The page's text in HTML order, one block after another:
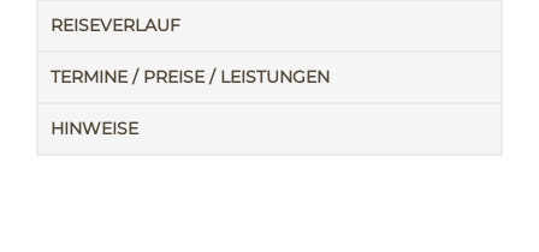
REISEVERLAUF
TERMINE / PREISE / LEISTUNGEN
HINWEISE